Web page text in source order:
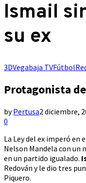
Ismail
su ex
3DVegabaja TVFútbol
Protagonista
byPertusa2 diciembre,
0
La Ley del ex imperó en
Nelson Mandela con un
en un partido igualado.
Redován y le dio tres
Piquero.